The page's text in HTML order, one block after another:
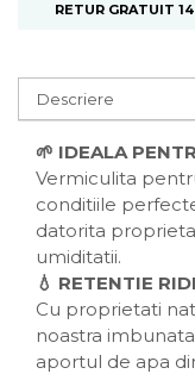
RETUR GRATUIT
Descriere
🌱 IDEALA
Vermiculita
conditiile
datorita
umiditatii.
💧 RETENTIE
Cu proprietati
noastra
aportul de apa